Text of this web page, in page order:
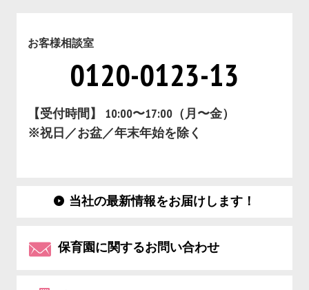
お客様相談室
0120-0123-13
【受付時間】 10:00〜17:00（月〜金）
※祝日／お盆／年末年始を除く
当社の最新情報をお届けします！
保育園に関するお問い合わせ